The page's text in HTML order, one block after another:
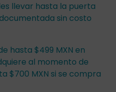
llevar hasta la puerta
sin costo
hasta $499 MXN en
al momento de
$700 MXN si se compra